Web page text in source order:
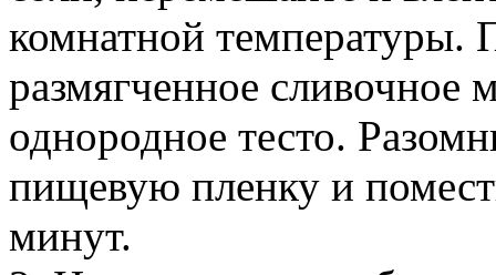
комнатной температуры.
размягченное сливочное
однородное тесто.
пищевую пленку и
минут.